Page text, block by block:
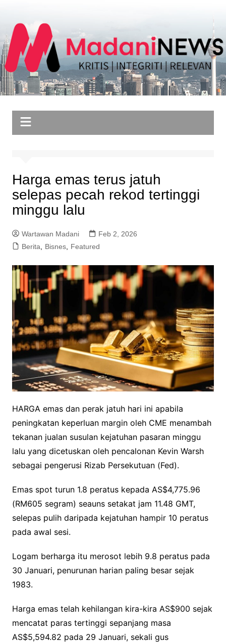
content
Harga emas terus jatuh
selepas pecah rekod tertinggi
minggu lalu
Wartawan Madani
Feb 2, 2026
Berita, Bisnes, Featured
HARGA emas dan perak jatuh hari ini apabila
peningkatan keperluan margin oleh CME menambah
tekanan jualan susulan kejatuhan pasaran minggu
lalu yang dicetuskan oleh pencalonan Kevin Warsh
sebagai pengerusi Rizab Persekutuan (Fed).
Emas spot turun 1.8 peratus kepada AS$4,775.96
(RM605 segram) seauns setakat jam 11.48 GMT,
selepas pulih daripada kejatuhan hampir 10 peratus
pada awal sesi.
Logam berharga itu merosot lebih 9.8 peratus pada
30 Januari, penurunan harian paling besar sejak
1983.
Harga emas telah kehilangan kira-kira AS$900 sejak
mencatat paras tertinggi sepanjang masa
AS$5,594.82 pada 29 Januari, sekali gus